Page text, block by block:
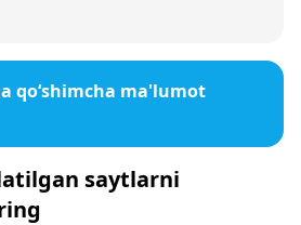
qo‘shimcha ma'lumot
saytlarni